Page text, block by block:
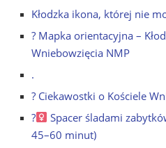
Kłodzka ikona, której nie
? Mapka orientacyjna –
Wniebowzięcia NMP
.
? Ciekawostki o Kościele
?‍
Spacer śladami
45–60 minut)